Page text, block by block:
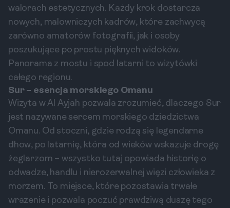
walorach estetycznych. Każdy krok dostarcza
nowych, malowniczych kadrów, które zachwycą
zarówno amatorów fotografii, jak i osoby
poszukujące po prostu pięknych widoków.
Panorama z mostu i spod latarni to wizytówki
całego regionu.
Sur – esencja morskiego Omanu
Wizyta w Al Ayjah pozwala zrozumieć, dlaczego Sur
jest nazywane sercem morskiego dziedzictwa
Omanu. Od stoczni, gdzie rodzą się legendarne
dhow, po latarnię, która od wieków wskazuje drogę
żeglarzom – wszystko tutaj opowiada historię o
odwadze, handlu i nierozerwalnej więzi człowieka z
morzem. To miejsce, które pozostawia trwałe
wrażenie i pozwala poczuć prawdziwą duszę tego